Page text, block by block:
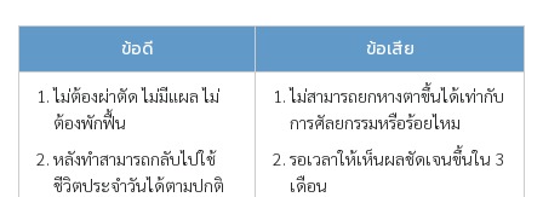
ข้อดี ข้อเสีย
ไม่ต้องผ่าตัด ไม่มีแผล ไม่
ต้องพักฟื้น
หลังทำสามารถกลับไปใช้
ชีวิตประจำวันได้ตามปกติ
ไม่สามารถยกหางตาขึ้นได้เท่ากับ
การศัลยกรรมหรือร้อยไหม
รอเวลาให้เห็นผลชัดเจนขึ้นใน 3
เดือน